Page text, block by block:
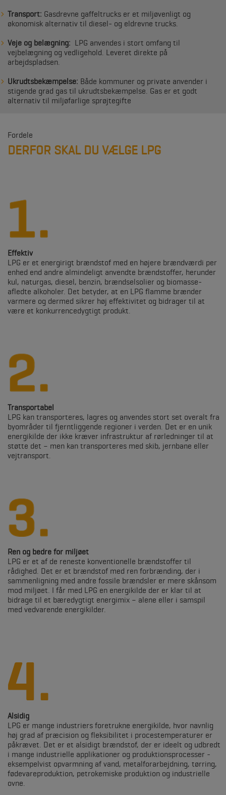
Transport: Gasdrevne gaffeltrucks er et miljøvenligt og
økonomisk alternativ til diesel- og eldrevne trucks.
Veje og belægning: LPG anvendes i stort omfang til
vejbelægning og vedligehold. Leveret direkte på
arbejdspladsen.
Ukrudtsbekæmpelse: Både kommuner og private anvender i
stigende grad gas til ukrudtsbekæmpelse. Gas er et godt
alternativ til miljøfarlige sprøjtegifte
Fordele
DERFOR SKAL DU VÆLGE LPG
Effektiv
LPG er et energirigt brændstof med en højere brændværdi per
enhed end andre almindeligt anvendte brændstoffer, herunder
kul, naturgas, diesel, benzin, brændselsolier og biomasse-
afledte alkoholer. Det betyder, at en LPG flamme brænder
varmere og dermed sikrer høj effektivitet og bidrager til at
være et konkurrencedygtigt produkt.
Transportabel
LPG kan transporteres, lagres og anvendes stort set overalt fra
byområder til fjerntliggende regioner i verden. Det er en unik
energikilde der ikke kræver infrastruktur af rørledninger til at
støtte det – men kan transporteres med skib, jernbane eller
vejtransport.
Ren og bedre for miljøet
LPG er et af de reneste konventionelle brændstoffer til
rådighed. Det er et brændstof med ren forbrænding, der i
sammenligning med andre fossile brændsler er mere skånsom
mod miljøet. I får med LPG en energikilde der er klar til at
bidrage til et bæredygtigt energimix – alene eller i samspil
med vedvarende energikilder.
Alsidig
LPG er mange industriers foretrukne energikilde, hvor navnlig
høj grad af præcision og fleksibilitet i procestemperaturer er
påkrævet. Det er et alsidigt brændstof, der er ideelt og udbredt
i mange industrielle applikationer og produktionsprocesser -
eksempelvist opvarmning af vand, metalforarbejdning, tørring,
fødevareproduktion, petrokemiske produktion og industrielle
ovne.